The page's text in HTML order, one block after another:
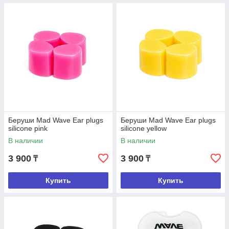
Оплачивайте стоимость товаров для плавания
наличными или безналичным переводом.
4
Ожидайте доставку в согласованный срок.
Такие характеристики достигаются благодаря
Беруши Mad Wave Ear plugs
silicone pink
В наличии
3 900 ₸
Купить
Беруши Mad Wave Ear plugs
silicone yellow
В наличии
3 900 ₸
Купить